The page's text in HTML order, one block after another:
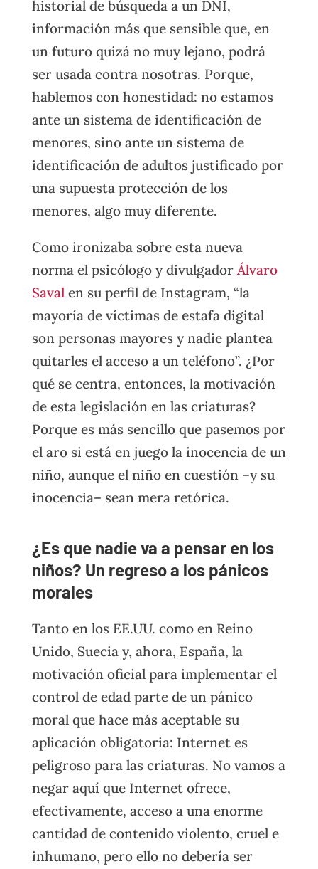
historial de búsqueda a un DNI,
información más que sensible que, en
un futuro quizá no muy lejano, podrá
ser usada contra nosotras. Porque,
hablemos con honestidad: no estamos
ante un sistema de identificación de
menores, sino ante un sistema de
identificación de adultos justificado por
una supuesta protección de los
menores, algo muy diferente.
Como ironizaba sobre esta nueva
norma el psicólogo y divulgador Álvaro
Savalen su perfil de Instagram, “la
mayoría de víctimas de estafa digital
son personas mayores y nadie plantea
quitarles el acceso a un teléfono”. ¿Por
qué se centra, entonces, la motivación
de esta legislación en las criaturas?
Porque es más sencillo que pasemos por
el aro si está en juego la inocencia de un
niño, aunque el niño en cuestión –y su
inocencia– sean mera retórica.
¿Es que nadie va a pensar en los
niños? Un regreso a los pánicos
morales
Tanto en los EE.UU. como en Reino
Unido, Suecia y, ahora, España, la
motivación oficial para implementar el
control de edad parte de un pánico
moral que hace más aceptable su
aplicación obligatoria: Internet es
peligroso para las criaturas. No vamos a
negar aquí que Internet ofrece,
efectivamente, acceso a una enorme
cantidad de contenido violento, cruel e
inhumano, pero ello no debería ser